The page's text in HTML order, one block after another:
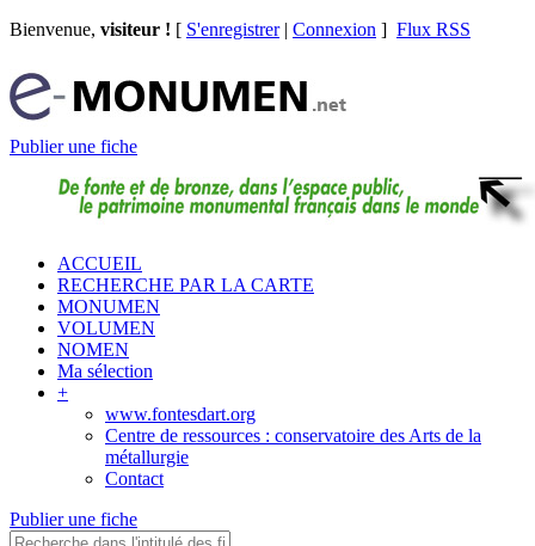
Bienvenue, visiteur ! [ S'enregistrer| Connexion ] Flux RSS
Publier une fiche
ACCUEIL
RECHERCHE PAR LA CARTE
MONUMEN
VOLUMEN
NOMEN
Ma sélection
+
www.fontesdart.org
Centre de ressources : conservatoire des Arts de la
métallurgie
Contact
Publier une fiche